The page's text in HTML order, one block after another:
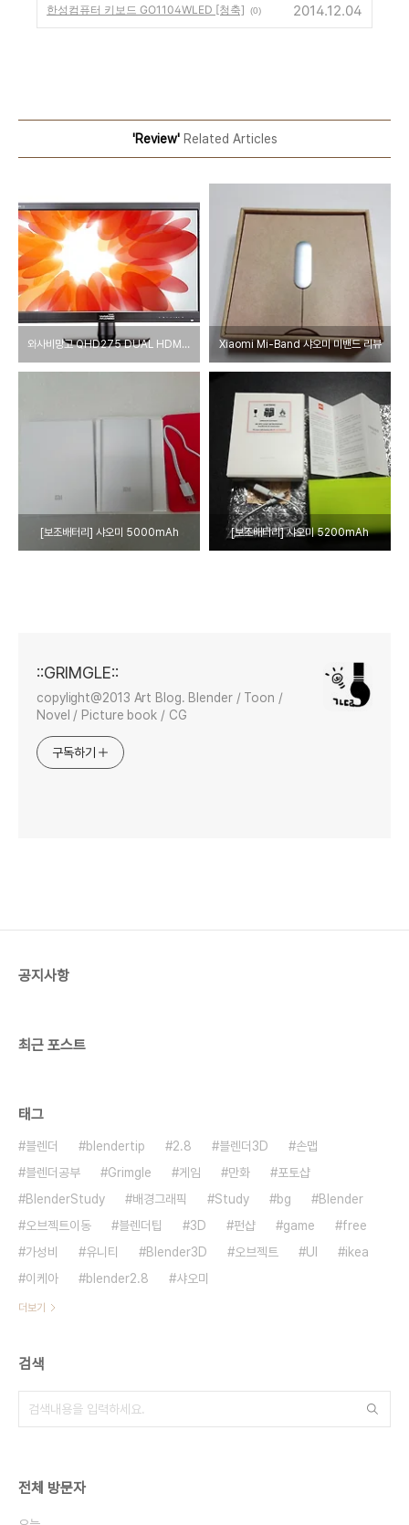
한성컴퓨터 키보드 GO1104WLED [청축] (0) 2014.12.04
'Review'Related Articles
와사비망고 QHD275 DUAL HDMI 27인치 모니터 Xiaomi Mi-Band 샤오미 미밴드 리뷰
[보조배터리] 샤오미 5000mAh [보조배터리] 샤오미 5200mAh
::GRIMGLE::
copylight@2013 Art Blog. Blender / Toon /
Novel / Picture book / CG
구독하기
공지사항
최근 포스트
태그
블렌더 blendertip 2.8 블렌더3D
손맵
블렌더공부
Grimgle 게임 만화
포토샵
BlenderStudy
배경그래픽 Study bg
Blender
오브젝트이동
블렌더팁 3D 펀샵 game
free
가성비
유니티 Blender3D 오브젝트 UI
ikea
이케아
blender2.8 샤오미
더보기
검색
전체 방문자